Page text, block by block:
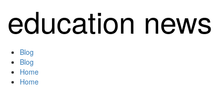
content
education news
Primary
Menu
Blog
Blog
Home
Home